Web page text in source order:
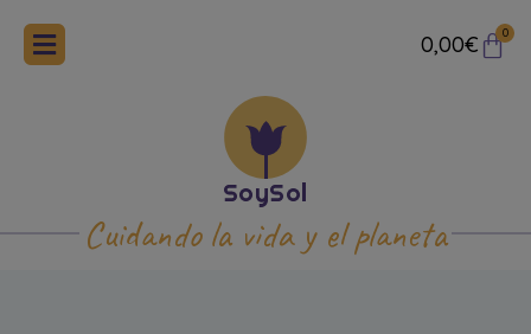
0,00€ 0
Cuidando la vida y el planeta